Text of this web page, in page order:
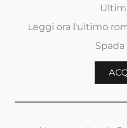
Leggi ora l'ultimo
Spada